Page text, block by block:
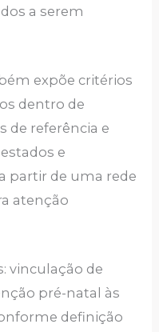
a serem
expõe critérios
dentro de
de referência e
e
partir de uma rede
atenção
vinculação de
pré-natal às
definição